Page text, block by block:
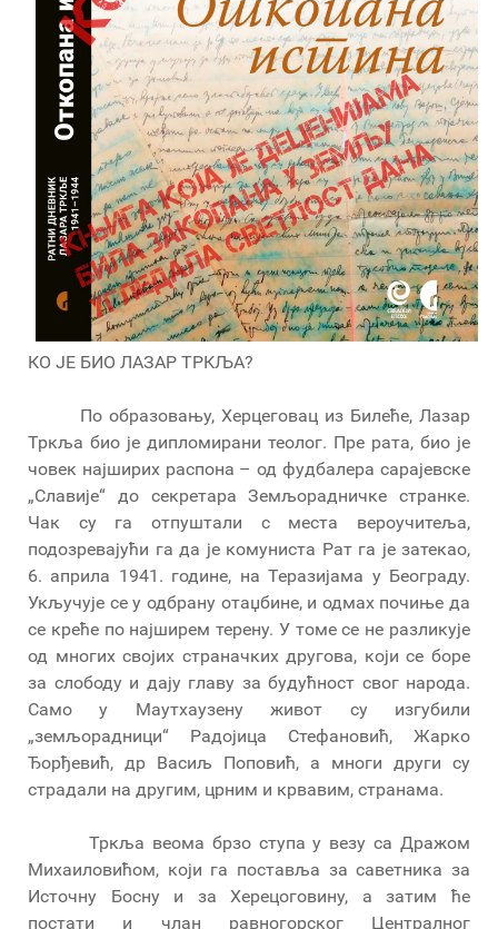
КО ЈЕ БИО ЛАЗАР ТРКЉА?
По образовању, Херцеговац из Билеће, Лазар
Тркља био је дипломирани теолог. Пре рата, био је
човек најширих распона – од фудбалера сарајевске
„Славије“ до секретара Земљорадничке странке.
Чак су га отпуштали с места вероучитеља,
подозревајући га да је комуниста Рат га је затекао,
6. априла 1941. године, на Теразијама у Београду.
Укључује се у одбрану отаџбине, и одмах почиње да
се креће по најширем терену. У томе се не разликује
од многих својих страначких другова, који се боре
за слободу и дају главу за будућност свог народа.
Само у Маутхаузену живот су изгубили
„земљорадници“ Радојица Стефановић, Жарко
Ђорђевић, др Васиљ Поповић, а многи други су
страдали на другим, црним и крвавим, странама.
Тркља веома брзо ступа у везу са Дражом
Михаиловићом, који га поставља за саветника за
Источну Босну и за Херецоговину, а затим ће
постати и члан равногорског Централног